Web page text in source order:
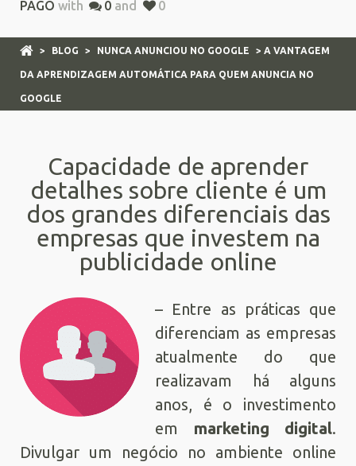
PAGO with 0 and 0
> BLOG > NUNCA ANUNCIOU NO GOOGLE > A VANTAGEM
DA APRENDIZAGEM AUTOMÁTICA PARA QUEM ANUNCIA NO
GOOGLE
Capacidade de aprender
detalhes sobre cliente é um
dos grandes diferenciais das
empresas que investem na
publicidade online
– Entre as práticas que
diferenciam as empresas
atualmente do que
realizavam há alguns
anos, é o investimento
em marketing digital.
Divulgar um negócio no ambiente online